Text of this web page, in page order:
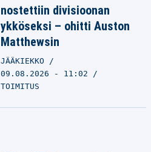
nostettiin divisioonan
ykköseksi – ohitti Auston
Matthewsin
JÄÄKIEKKO
09.08.2026 - 11:02
TOIMITUS